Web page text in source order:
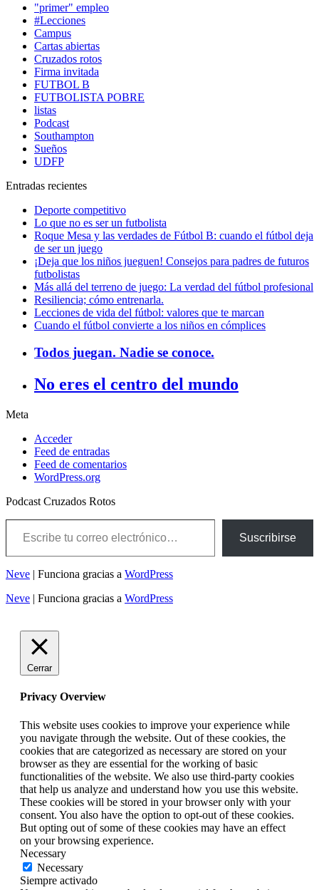
"primer" empleo
#Lecciones
Campus
Cartas abiertas
Cruzados rotos
Firma invitada
FUTBOL B
FUTBOLISTA POBRE
listas
Podcast
Southampton
Sueños
UDFP
Entradas recientes
Deporte competitivo
Lo que no es ser un futbolista
Roque Mesa y las verdades de Fútbol B: cuando el fútbol deja
de ser un juego
¡Deja que los niños jueguen! Consejos para padres de futuros
futbolistas
Más allá del terreno de juego: La verdad del fútbol profesional
Resiliencia; cómo entrenarla.
Lecciones de vida del fútbol: valores que te marcan
Cuando el fútbol convierte a los niños en cómplices
Todos juegan. Nadie se conoce.
No eres el centro del mundo
Meta
Acceder
Feed de entradas
Feed de comentarios
WordPress.org
Podcast Cruzados Rotos
Escribe tu correo electrónico…
Suscribirse
Neve | Funciona gracias a WordPress
Neve | Funciona gracias a WordPress
Cerrar
Privacy Overview
This website uses cookies to improve your experience while
you navigate through the website. Out of these cookies, the
cookies that are categorized as necessary are stored on your
browser as they are essential for the working of basic
functionalities of the website. We also use third-party cookies
that help us analyze and understand how you use this website.
These cookies will be stored in your browser only with your
consent. You also have the option to opt-out of these cookies.
But opting out of some of these cookies may have an effect
on your browsing experience.
Necessary
Necessary
Siempre activado